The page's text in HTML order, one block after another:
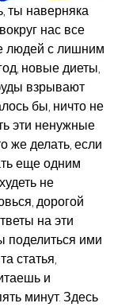
ты наверняка
нас все
людей с лишним
новые диеты,
взрывают
бы, ничто не
эти ненужные
же делать, если
еще одним
не
дорогой
на эти
поделиться ими
статья,
и
минут. Здесь